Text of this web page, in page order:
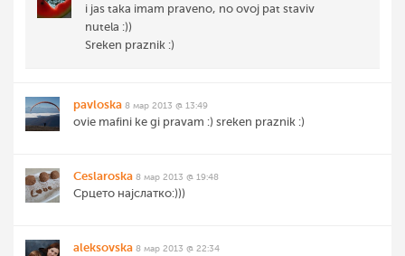
i jas taka imam praveno, no ovoj pat staviv
nutela :))
Sreken praznik :)
pavloska 8 мар 2013 @ 13:49
ovie mafini ke gi pravam :) sreken praznik :)
Ceslaroska 8 мар 2013 @ 19:48
Срцето најслатко:)))
aleksovska 8 мар 2013 @ 22:34